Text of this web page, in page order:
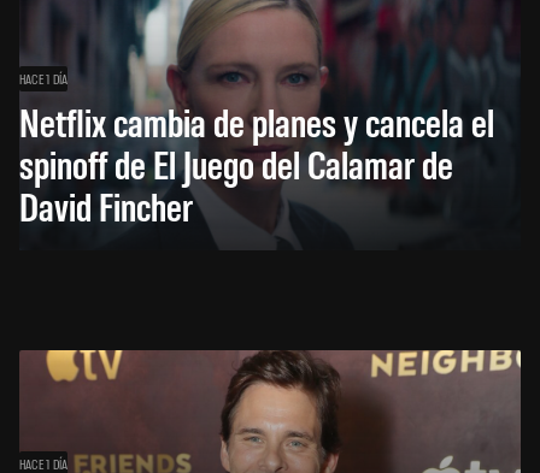
HACE 1 DÍA
Netflix cambia de planes y cancela el
spinoff de El Juego del Calamar de
David Fincher
HACE 1 DÍA